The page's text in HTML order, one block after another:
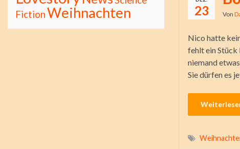
23 Von
Nico hatte
fehlt ein Stück
niemand
Sie dürfen es
FictionWeihnachten